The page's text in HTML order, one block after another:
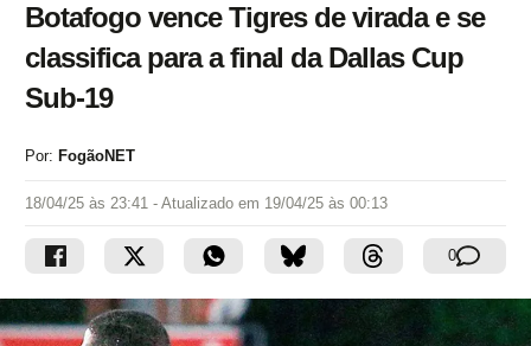
Botafogo vence Tigres de virada e se
classifica para a final da Dallas Cup
Sub-19
Por: FogãoNET
18/04/25 às 23:41 - Atualizado em 19/04/25 às 00:13
0